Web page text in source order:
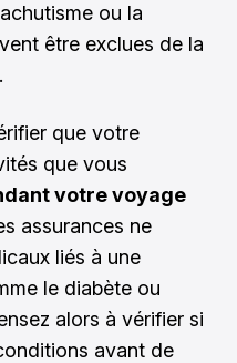
ou la
être exclues de la
que votre
que vous
votre voyage
assurances ne
liés à une
le diabète ou
alors à vérifier si
avant de